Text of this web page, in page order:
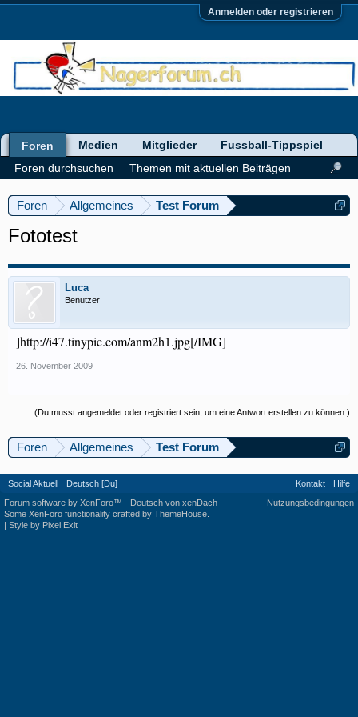
Anmelden oder registrieren
Foren Allgemeines Test Forum
Fototest
Luca
Benutzer
]http://i47.tinypic.com/anm2h1.jpg[/IMG]
26. November 2009
(Du musst angemeldet oder registriert sein, um eine Antwort erstellen zu können.)
Foren Allgemeines Test Forum
Foren
Foren durchsuchen
Themen mit aktuellen Beiträgen
Medien Mitglieder Fussball-Tippspiel
Social Aktuell Deutsch [Du] Kontakt
Hilfe
Nutzungsbedingungen
Forum software by XenForo™ - Deutsch von xenDach
Some XenForo functionality crafted by ThemeHouse
| Style by Pixel Exit